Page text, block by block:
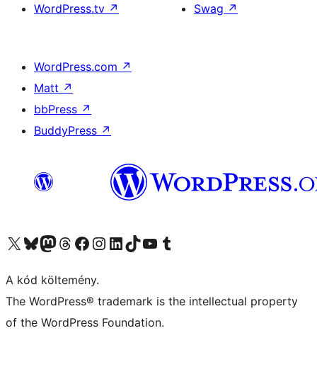
WordPress.tv ↗
Swag ↗
WordPress.com ↗
Matt ↗
bbPress ↗
BuddyPress ↗
Visit our X (formerly Twitter) account
Visit our Bluesky account
Twitter csatornánk
Visit our Threads account
Facebook oldalunk megtekintése
Visit our Instagram account
Visit our LinkedIn account
Visit our TikTok account
Visit our YouTube channel
Visit our Tumblr account
A kód költemény.
The WordPress® trademark is the intellectual property
of the WordPress Foundation.